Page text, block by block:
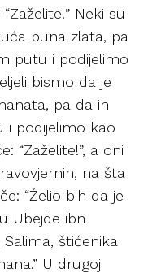
Neki su
puna zlata, pa
putu i podijelimo
bismo da je
pa da ih
i podijelimo kao
“Zaželite!”, a oni
na šta
“Želio bih da je
Ubejde ibn
štićenika
U drugoj